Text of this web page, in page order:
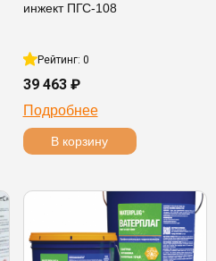
инжект ПГС-108
Рейтинг: 0
39 463 ₽
Подробнее
В корзину